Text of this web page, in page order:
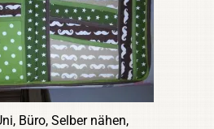
Büro, Selber nähen,